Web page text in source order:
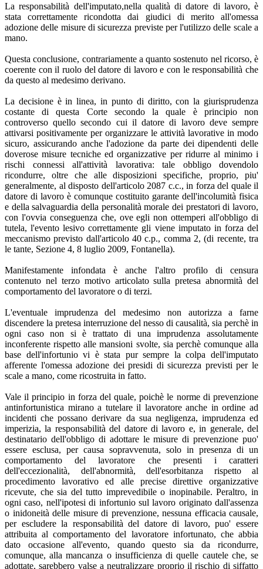
La responsabilità dell'imputato,nella qualità di datore di lavoro, è
stata correttamente ricondotta dai giudici di merito all'omessa
adozione delle misure di sicurezza previste per l'utilizzo delle scale a
mano.
Questa conclusione, contrariamente a quanto sostenuto nel ricorso, è
coerente con il ruolo del datore di lavoro e con le responsabilità che
da questo al medesimo derivano.
La decisione è in linea, in punto di diritto, con la giurisprudenza
costante di questa Corte secondo la quale è principio non
controverso quello secondo cui il datore di lavoro deve sempre
attivarsi positivamente per organizzare le attività lavorative in modo
sicuro, assicurando anche l'adozione da parte dei dipendenti delle
doverose misure tecniche ed organizzative per ridurre al minimo i
rischi connessi all'attività lavorativa: tale obbligo dovendolo
ricondurre, oltre che alle disposizioni specifiche, proprio, piu'
generalmente, al disposto dell'articolo 2087 c.c., in forza del quale il
datore di lavoro è comunque costituito garante dell'incolumità fisica
e della salvaguardia della personalità morale dei prestatori di lavoro,
con l'ovvia conseguenza che, ove egli non ottemperi all'obbligo di
tutela, l'evento lesivo correttamente gli viene imputato in forza del
meccanismo previsto dall'articolo 40 c.p., comma 2, (di recente, tra
le tante, Sezione 4, 8 luglio 2009, Fontanella).
Manifestamente infondata è anche l'altro profilo di censura
contenuto nel terzo motivo articolato sulla pretesa abnormità del
comportamento del lavoratore o di terzi.
L'eventuale imprudenza del medesimo non autorizza a farne
discendere la pretesa interruzione del nesso di causalità, sia perchè in
ogni caso non si è trattato di una imprudenza assolutamente
inconferente rispetto alle mansioni svolte, sia perchè comunque alla
base dell'infortunio vi è stata pur sempre la colpa dell'imputato
afferente l'omessa adozione dei presidi di sicurezza previsti per le
scale a mano, come ricostruita in fatto.
Vale il principio in forza del quale, poichè le norme di prevenzione
antinfortunistica mirano a tutelare il lavoratore anche in ordine ad
incidenti che possano derivare da sua negligenza, imprudenza ed
imperizia, la responsabilità del datore di lavoro e, in generale, del
destinatario dell'obbligo di adottare le misure di prevenzione puo'
essere esclusa, per causa sopravvenuta, solo in presenza di un
comportamento del lavoratore che presenti i caratteri
dell'eccezionalità, dell'abnormità, dell'esorbitanza rispetto al
procedimento lavorativo ed alle precise direttive organizzative
ricevute, che sia del tutto imprevedibile o inopinabile. Peraltro, in
ogni caso, nell'ipotesi di infortunio sul lavoro originato dall'assenza
o inidoneità delle misure di prevenzione, nessuna efficacia causale,
per escludere la responsabilità del datore di lavoro, puo' essere
attribuita al comportamento del lavoratore infortunato, che abbia
dato occasione all'evento, quando questo sia da ricondurre,
comunque, alla mancanza o insufficienza di quelle cautele che, se
adottate, sarebbero valse a neutralizzare proprio il rischio di siffatto